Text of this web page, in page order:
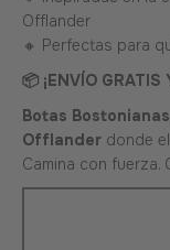
Offlander
🔸 Perfectas para
📦 ¡ENVÍO GRATIS
Botas
Offlander donde
Camina con fuerza.